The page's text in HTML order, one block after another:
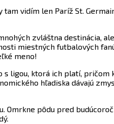
vidím len Paríž St.
zvláštna destinácia,
miestných futbalových
meno!
ligou, ktorá ich platí,
hľadiska dávajú
Omrkne pôdu pred